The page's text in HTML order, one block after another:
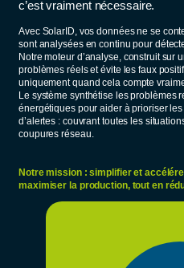
c’est vraiment nécessaire.
Avec SolarID, vos données ne se
sont analysées en continu pour
Notre moteur d’analyse, construit sur
problèmes réels et évite les faux
uniquement quand cela compte
Le système synthétise les problèmes
énergétiques pour aider à prioriser
d’alertes : couvrant toutes les
coupures réseau.
Notre mission : simplifier et
maximiser la production, tout en